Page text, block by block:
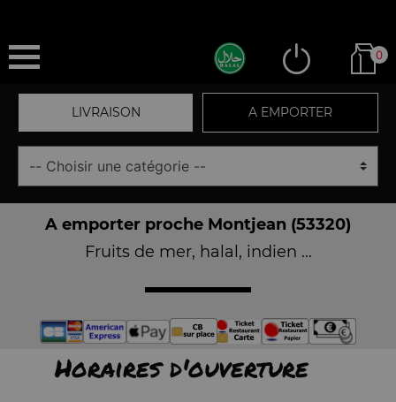
0
LIVRAISON A EMPORTER
A emporter proche Montjean (53320)
Fruits de mer, halal, indien ...
Horaires d'ouverture